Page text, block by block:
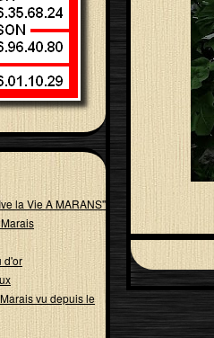
la Vie A MARANS"
d'or
vu depuis le